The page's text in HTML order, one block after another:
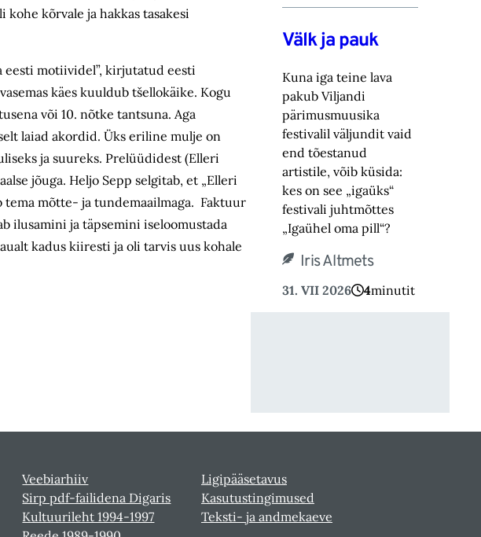
kõrvale ja hakkas tasakesi
eesti motiividel”, kirjutatud eesti
käes kuuldub tšellokäike. Kogu
või 10. nõtke tantsuna. Aga
laiad akordid. Üks eriline mulje on
ja suureks. Prelüüdidest (Elleri
jõuga. Heljo Sepp selgitab, et „Elleri
mõtte- ja tundemaailmaga. Faktuur
ilusamini ja täpsemini iseloomustada
kadus kiiresti ja oli tarvis uus kohale
Välk ja pauk
Kuna iga teine lava
pakub Viljandi
pärimusmuusika
festivalil väljundit vaid
end tõestanud
artistile, võib küsida:
kes on see „igaüks“
festivali juhtmõttes
„Igaühel oma pill“?
Iris Altmets
31. VII 2026 4minutit
Veebiarhiiv
Sirp pdf-failidena Digaris
Kultuurileht 1994-1997
Ligipääsetavus
Kasutustingimused
Teksti- ja andmekaeve